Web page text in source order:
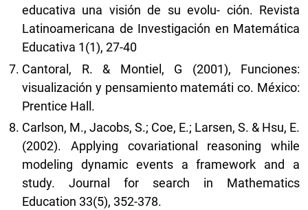
educativa una visión de su evolu- ción. Revista
Latinoamericana de Investigación en Matemática
Educativa 1(1), 27-40
Cantoral, R. & Montiel, G (2001), Funciones:
visualización y pensamiento matemáti co. México:
Prentice Hall.
Carlson, M., Jacobs, S.; Coe, E.; Larsen, S. & Hsu, E.
(2002). Applying covariational reasoning while
modeling dynamic events a framework and a
study. Journal for search in Mathematics
Education 33(5), 352-378.